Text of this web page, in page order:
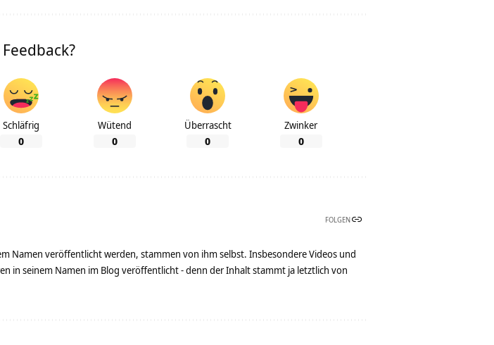
Schläfrig
0
Wütend
0
Überrascht
0
Zwinker
0
FOLGEN
Namen veröffentlicht werden, stammen von ihm selbst. Insbesondere Videos und
in seinem Namen im Blog veröffentlicht - denn der Inhalt stammt ja letztlich von